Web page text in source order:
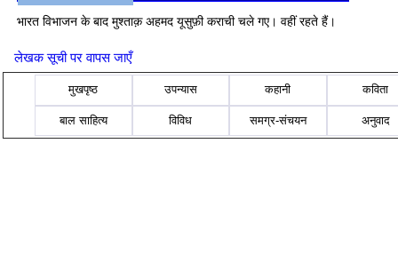
भारत विभाजन के बाद मुश्ताक़ अहमद यूसुफ़ी कराची चले गए। वहीं रहते हैं।
लेखक सूची पर वापस जाएँ
मुखपृष्ठ उपन्यास कहानी कविता
बाल साहित्य विविध समग्र-संचयन अनुवाद